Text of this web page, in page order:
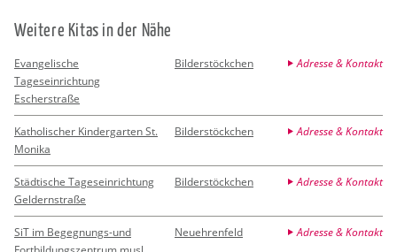
Wei­te­re Kitas in der Nähe
Evangelische
Tageseinrichtung
Escherstraße
Bilderstöckchen Adresse & Kontakt
Katholischer Kindergarten St.
Monika
Bilderstöckchen Adresse & Kontakt
Städtische Tageseinrichtung
Geldernstraße
Bilderstöckchen Adresse & Kontakt
SiT im Begegnungs-und
Neuehrenfeld Adresse & Kontakt